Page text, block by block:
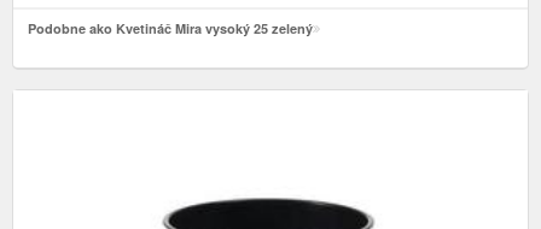
Podobne ako Kvetináč Mira vysoký 25 zelený